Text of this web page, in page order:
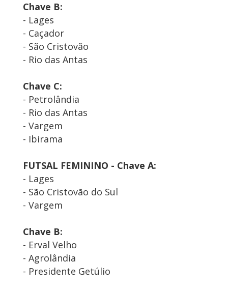
Chave B:
- Lages
- Caçador
- São Cristovão
- Rio das Antas
Chave C:
- Petrolândia
- Rio das Antas
- Vargem
- Ibirama
FUTSAL FEMININO - Chave A:
- Lages
- São Cristovão do Sul
- Vargem
Chave B:
- Erval Velho
- Agrolândia
- Presidente Getúlio